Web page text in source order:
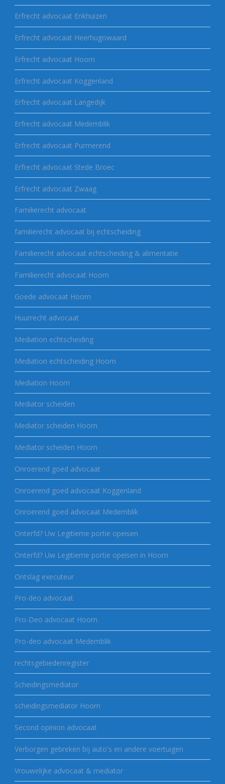
Erfrecht advocaat Enkhuizen
Erfrecht advocaat Heerhugowaard
Erfrecht advocaat Hoorn
Erfrecht advocaat Koggenland
Erfrecht advocaat Langedijk
Erfrecht advocaat Medemblik
Erfrecht advocaat Purmerend
Erfrecht advocaat Stede Broec
Erfrecht advocaat Zwaag
Familierecht advocaat
familierecht advocaat bij echtscheiding
Familierecht advocaat echtscheiding & alimentatie
Familierecht advocaat Hoorn
Goede advocaat Hoorn
Huurrecht advocaat
Mediation echtscheiding
Mediation echtscheiding Hoorn
Mediation Hoorn
Mediator scheiden
Mediator scheiden Hoorn
Mediator scheiden Hoorn
Onroerend goed advocaat
Onroerend goed advocaat Koggenland
Onroerend goed advocaat Medemblik
Onterfd? Uw Legitieme portie opeisen
Onterfd? Uw Legitieme portie opeisen in Hoorn
Ontslag executeur
Pro-deo advocaat
Pro-Deo advocaat Hoorn
Pro-deo advocaat Medemblik
rechtsgebiedenregister
Scheidingsmediator
scheidingsmediator Hoorn
Second opinion advocaat
Verborgen gebreken bij auto's en andere voertuigen
Vrouwelijke advocaat & mediator